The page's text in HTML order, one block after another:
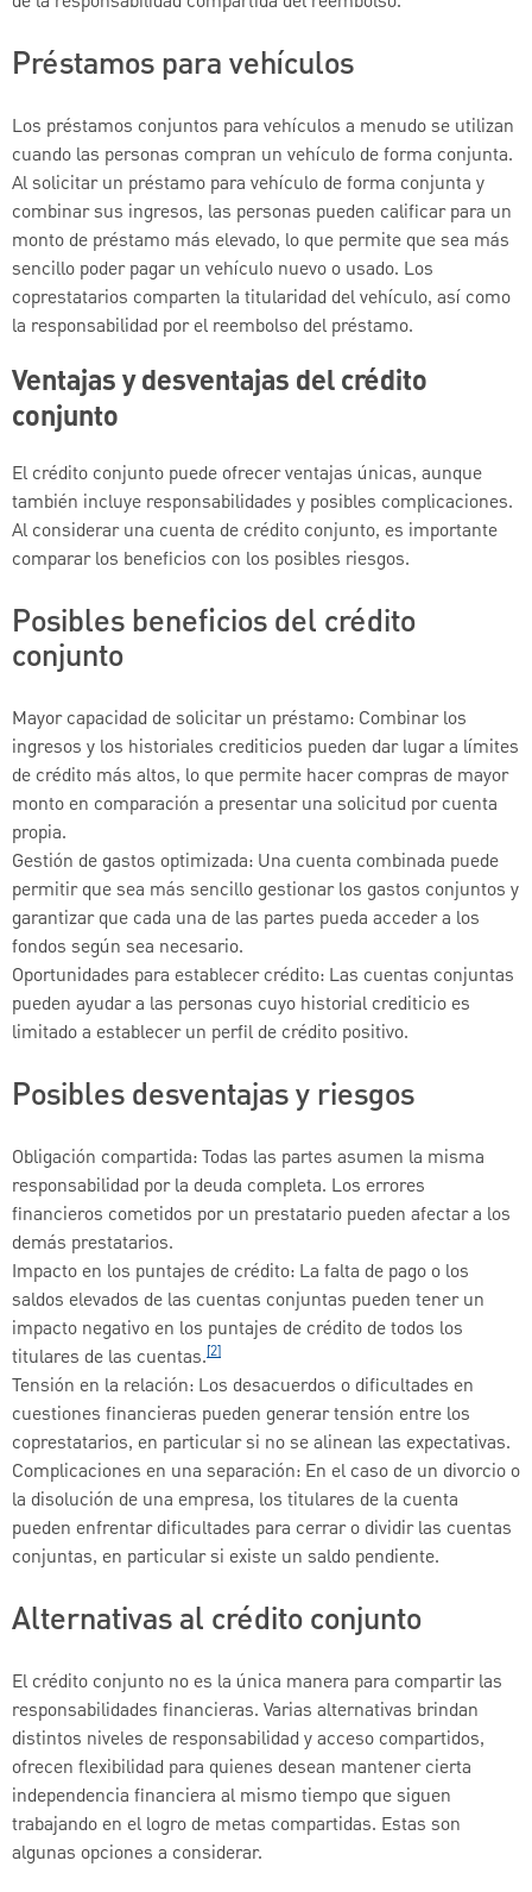
Préstamos para vehículos
Los préstamos conjuntos para vehículos a menudo se utilizan
cuando las personas compran un vehículo de forma conjunta.
Al solicitar un préstamo para vehículo de forma conjunta y
combinar sus ingresos, las personas pueden calificar para un
monto de préstamo más elevado, lo que permite que sea más
sencillo poder pagar un vehículo nuevo o usado. Los
coprestatarios comparten la titularidad del vehículo, así como
la responsabilidad por el reembolso del préstamo.
Ventajas y desventajas del crédito
conjunto
El crédito conjunto puede ofrecer ventajas únicas, aunque
también incluye responsabilidades y posibles complicaciones.
Al considerar una cuenta de crédito conjunto, es importante
comparar los beneficios con los posibles riesgos.
Posibles beneficios del crédito
conjunto
Mayor capacidad de solicitar un préstamo: Combinar los
ingresos y los historiales crediticios pueden dar lugar a límites
de crédito más altos, lo que permite hacer compras de mayor
monto en comparación a presentar una solicitud por cuenta
propia.
Gestión de gastos optimizada: Una cuenta combinada puede
permitir que sea más sencillo gestionar los gastos conjuntos y
garantizar que cada una de las partes pueda acceder a los
fondos según sea necesario.
Oportunidades para establecer crédito: Las cuentas conjuntas
pueden ayudar a las personas cuyo historial crediticio es
limitado a establecer un perfil de crédito positivo.
Posibles desventajas y riesgos
Obligación compartida: Todas las partes asumen la misma
responsabilidad por la deuda completa. Los errores
financieros cometidos por un prestatario pueden afectar a los
demás prestatarios.
Impacto en los puntajes de crédito: La falta de pago o los
saldos elevados de las cuentas conjuntas pueden tener un
impacto negativo en los puntajes de crédito de todos los
titulares de las cuentas.[2]
Tensión en la relación: Los desacuerdos o dificultades en
cuestiones financieras pueden generar tensión entre los
coprestatarios, en particular si no se alinean las expectativas.
Complicaciones en una separación: En el caso de un divorcio o
la disolución de una empresa, los titulares de la cuenta
pueden enfrentar dificultades para cerrar o dividir las cuentas
conjuntas, en particular si existe un saldo pendiente.
Alternativas al crédito conjunto
El crédito conjunto no es la única manera para compartir las
responsabilidades financieras. Varias alternativas brindan
distintos niveles de responsabilidad y acceso compartidos,
ofrecen flexibilidad para quienes desean mantener cierta
independencia financiera al mismo tiempo que siguen
trabajando en el logro de metas compartidas. Estas son
algunas opciones a considerar.